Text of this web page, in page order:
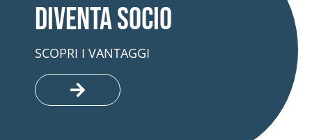
Diventa socio
SCOPRI I VANTAGGI